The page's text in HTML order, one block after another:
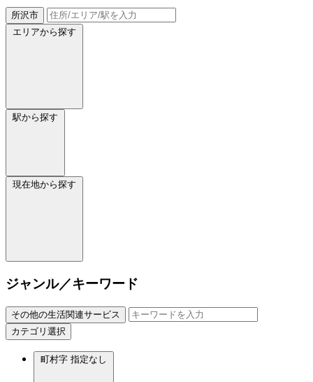
所沢市
エリアから探す
駅から探す
現在地から探す
ジャンル／キーワード
その他の生活関連サービス
カテゴリ選択
町村字 指定なし